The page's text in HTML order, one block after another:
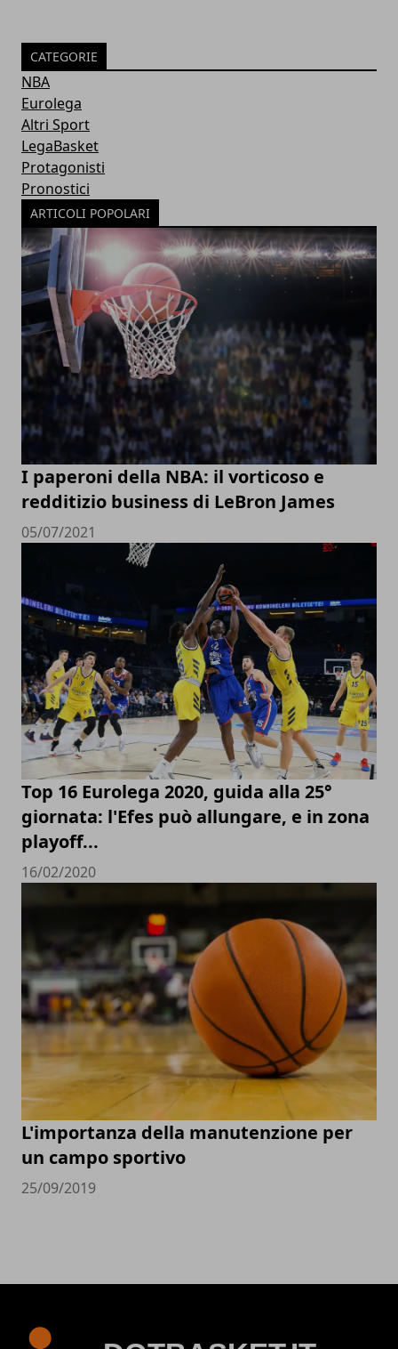
CATEGORIE
NBA
Eurolega
Altri Sport
LegaBasket
Protagonisti
Pronostici
ARTICOLI POPOLARI
I paperoni della NBA: il vorticoso e
redditizio business di LeBron James
05/07/2021
Top 16 Eurolega 2020, guida alla 25°
giornata: l'Efes può allungare, e in zona
playoff...
16/02/2020
L'importanza della manutenzione per
un campo sportivo
25/09/2019